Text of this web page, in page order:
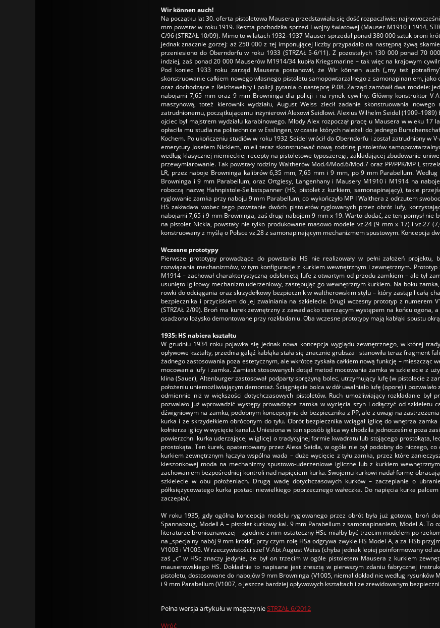
Wir können auch!
Na początku lat 30. oferta pistoletowa Mausera przedstawiała się dość rozpaczliwie:
mm powstał w roku 1919. Reszta pochodziła sprzed I wojny światowej (Mauser M1910 i 1914,
C/96 (STRZAŁ 10/09). Mimo to w latach 1932–1937 Mauser sprzedał ponad 380 000 sztuk broni
jednak znacznie gorzej: aż 250 000 z tej imponującej liczby przypadało na następną żywą
przeniesiono do Oberndorfu w roku 1933 (STRZAŁ 5-6/11). Z pozostałych 130 000 ponad 70
indziej, zaś ponad 20 000 Mauserów M1914/34 kupiła Kriegsmarine – tak więc na krajowym
Pod koniec 1933 roku zarząd Mausera postanowił, że Wir können auch („my też
skonstruowanie całkiem nowego własnego pistoletu samopowtarzalnego z samonapinaniem,
oraz dochodzące z Reichswehry i policji pytania o następcę P.08. Zarząd zamówił dwa modele:
nabojami 7,65 mm oraz 9 mm Browninga dla policji i na rynek cywilny. Główny konstruktor V-
maszynową, toteż kierownik wydziału, August Weiss zlecił zadanie skonstruowania
zatrudnionemu, początkującemu inżynierowi Alexowi Seidlowi. Alexius Wilhelm Seidel
ojciec był majstrem wydziału karabinowego. Młody Alex rozpoczął pracę u Mausera w wieku
opłaciła mu studia na politechnice w Esslingen, w czasie których należeli do jednego
Kochem. Po ukończeniu studiów w roku 1932 Seidel wrócił do Oberndorfu i został zatrudniony w
emerytury Josefem Nicklem, mieli teraz skonstruować nową rodzinę pistoletów
według klasycznej niemieckiej recepty na pistoletowe typoszeregi, zakładającej zbudowanie
przewymiarowanie. Tak powstały rodziny Waltherów Mod.4/Mod.6/Mod.7 oraz PP/PPK/MP I,
LR, przez naboje Browninga kalibrów 6,35 mm, 7,65 mm i 9 mm, po 9 mm Parabellum.
Browninga i 9 mm Parabellum, oraz Ortgiesy, Langenhany i Mausery M1910 i M1914 na
roboczą nazwę Hahnpistole-Selbstspanner (HS, pistolet z kurkiem, samonapinający), takie
ryglowanie zamka przy naboju 9 mm Parabellum, co wykończyło MP I Walthera z odrzutem
HS zakładała wobec tego powstanie dwóch pistoletów ryglowanych przez obrót lufy,
nabojami 7,65 i 9 mm Browninga, zaś drugi nabojem 9 mm x 19. Warto dodać, że ten pomysł nie
na pistolet Nickla, powstały nie tylko produkowane masowo modele vz.24 (9 mm x 17) i vz.27
konstruowany z myślą o Polsce vz.28 z samonapinającym mechanizmem spustowym. Koncepcja
Wczesne prototypy
Pierwsze prototypy prowadzące do powstania HS nie realizowały w pełni założeń
rozwiązania mechanizmów, w tym konfiguracje z kurkiem wewnętrznym i zewnętrznym.
M1914 – zachował charakterystyczną odsłoniętą lufę z otwartym od przodu zamkiem – ale tył
usunięto iglicowy mechanizm uderzeniowy, zastępując go wewnętrznym kurkiem. Na boku
rowki do odciągania oraz skrzydełkowy bezpiecznik w waltherowskim stylu – który zastąpił całą
bezpiecznika i przyciskiem do jej zwalniania na szkielecie. Drugi wczesny prototyp z numerem
(STRZAŁ 2/09). Broń ma kurek zewnętrzny z zawadiacko sterczącym występem na końcu ogona,
osadzono łożysko demontowane przy rozkładaniu. Oba wczesne prototypy mają kabłąki spustu
1935: HS nabiera kształtu
W grudniu 1934 roku pojawiła się jednak nowa koncepcja wyglądu zewnętrznego, w której
opływowe kształty, przednia gałąź kabłąka stała się znacznie grubsza i stanowiła teraz fragment
żadnego zastosowania poza estetycznym, ale wkrótce zyskała całkiem nową funkcję –
mocowania lufy i zamka. Zamiast stosowanych dotąd metod mocowania zamka w szkielecie z
klina (Sauer), Altenburger zastosował podparty sprężyną bolec, utrzymujący lufę (w pistolecie z
położeniu uniemożliwiającym demontaż. Ściągnięcie bolca w dół uwalniało lufę (oporę) i
odmiennie niż w większości dotychczasowych pistoletów. Ruch umożliwiający rozkładanie
pozwalało już wprowadzić występy prowadzące zamka w wycięcia szyn i odłączyć od szkieletu
dźwigniowym na zamku, podobnym koncepcyjnie do bezpiecznika z PP, ale z uwagi na
kurka i ze skrzydełkiem obróconym do tyłu. Obrót bezpiecznika wciągał iglicę do wnętrza
kołnierza iglicy w wycięcie kanału. Uniesiona w ten sposób iglica wy chodziła jednocześnie poza
powierzchni kurka uderzającej w iglicę) o tradycyjnej formie kwadratu lub stojącego prostokąta,
prostokąta. Ten kurek, opatentowany przez Alexa Seidla, w ogóle nie był podobny do niczego,
kurkiem zewnętrznym łączyła wspólna wada – duże wycięcie z tyłu zamka, przez które
kieszonkowej moda na mechanizmy spustowo-uderzeniowe igliczne lub z kurkiem
zachowaniem bezpośredniej kontroli nad napięciem kurka. Swojemu kurkowi nadał formę
szkielecie w obu położeniach. Drugą wadę dotychczasowych kurków – zaczepianie o
półksiężycowatego kurka postaci niewielkiego poprzecznego wałeczka. Do napięcia kurka
zaczepiać.
W roku 1935, gdy ogólna koncepcja modelu ryglowanego przez obrót była już gotowa, broń
Spannabzug, Modell A – pistolet kurkowy kal. 9 mm Parabellum z samonapinaniem, Model A. To
literaturze bronioznawczej – zgodnie z nim ostateczny HSc miałby być trzecim modelem po
na „specjalny nabój 9 mm krótki”, przy czym rolę HSa odgrywa zwykle HS Model A, a za HSb
V1003 i V1005. W rzeczywistości szef V-Abt August Weiss (chyba jednak lepiej poinformowany od
zaś „c” w HSc znaczy jedynie, że był on trzecim w ogóle pistoletem Mausera z kurkiem
mauserowskiego HS. Dokładnie to napisane jest zresztą w pierwszym zdaniu fabrycznej
pistoletu, dostosowane do nabojów 9 mm Browninga (V1005, niemal dokład nie według
i 9 mm Parabellum (V1007, o jeszcze bardziej opływowych kształtach i ze zrewidowanym
Pełna wersja artykułu w magazynieSTRZAŁ 6/2012
Wróć